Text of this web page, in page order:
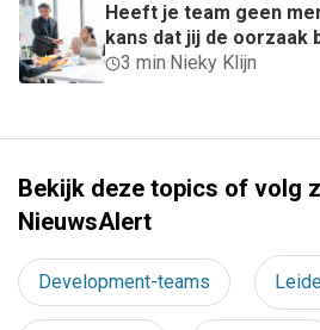
Heeft je team geen
kans dat jij de oorzaak
3 min· Nieky Klijn
Bekijk deze topics of volg
NieuwsAlert
Development-teams